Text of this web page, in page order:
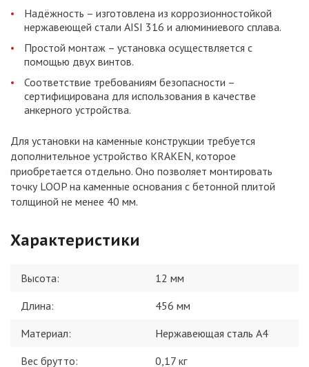
Надёжность – изготовлена из коррозионностойкой
нержавеющей стали AISI 316 и алюминиевого сплава.
Простой монтаж – установка осуществляется с
помощью двух винтов.
Соответствие требованиям безопасности –
сертифицирована для использования в качестве
анкерного устройства.
Для установки на каменные конструкции требуется
дополнительное устройство KRAKEN, которое
приобретается отдельно. Оно позволяет монтировать
точку LOOP на каменные основания с бетонной плитой
толщиной не менее 40 мм.
Характеристики
Высота:
12 мм
Длина:
456 мм
Материал:
Нержавеющая сталь А4
Вес брутто:
0,17 кг